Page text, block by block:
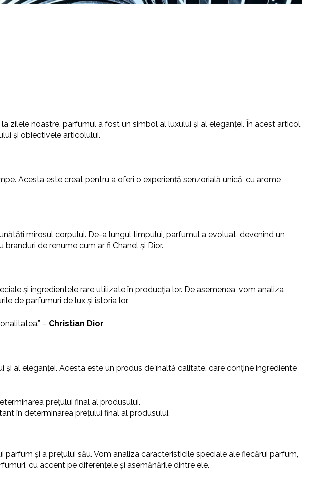
zilele noastre, parfumul a fost un simbol al luxului și al eleganței. În acest articol,
și obiectivele articolului.
Acesta este creat pentru a oferi o experiență senzorială unică, cu arome
mirosul corpului. De-a lungul timpului, parfumul a evoluat, devenind un
de renume cum ar fi Chanel și Dior.
și ingredientele rare utilizate în producția lor. De asemenea, vom analiza
de parfumuri de lux și istoria lor.
– Christian Dior
al eleganței. Acesta este un produs de înaltă calitate, care conține ingrediente
prețului final al produsului.
în determinarea prețului final al produsului.
și a prețului său. Vom analiza caracteristicile speciale ale fiecărui parfum,
cu accent pe diferențele și asemănările dintre ele.